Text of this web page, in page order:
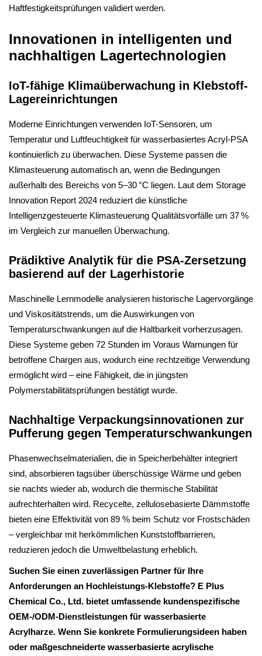
Haftfestigkeitsprüfungen validiert werden.
Innovationen in intelligenten und
nachhaltigen Lagertechnologien
IoT-fähige Klimaüberwachung in Klebstoff-
Lagereinrichtungen
Moderne Einrichtungen verwenden IoT-Sensoren, um
Temperatur und Luftfeuchtigkeit für wasserbasiertes Acryl-PSA
kontinuierlich zu überwachen. Diese Systeme passen die
Klimasteuerung automatisch an, wenn die Bedingungen
außerhalb des Bereichs von 5–30 °C liegen. Laut dem Storage
Innovation Report 2024 reduziert die künstliche
Intelligenzgesteuerte Klimasteuerung Qualitätsvorfälle um 37 %
im Vergleich zur manuellen Überwachung.
Prädiktive Analytik für die PSA-Zersetzung
basierend auf der Lagerhistorie
Maschinelle Lernmodelle analysieren historische Lagervorgänge
und Viskositätstrends, um die Auswirkungen von
Temperaturschwankungen auf die Haltbarkeit vorherzusagen.
Diese Systeme geben 72 Stunden im Voraus Warnungen für
betroffene Chargen aus, wodurch eine rechtzeitige Verwendung
ermöglicht wird – eine Fähigkeit, die in jüngsten
Polymerstabilitätsprüfungen bestätigt wurde.
Nachhaltige Verpackungsinnovationen zur
Pufferung gegen Temperaturschwankungen
Phasenwechselmaterialien, die in Speicherbehälter integriert
sind, absorbieren tagsüber überschüssige Wärme und geben
sie nachts wieder ab, wodurch die thermische Stabilität
aufrechterhalten wird. Recycelte, zellulosebasierte Dämmstoffe
bieten eine Effektivität von 89 % beim Schutz vor Frostschäden
– vergleichbar mit herkömmlichen Kunststoffbarrieren,
reduzieren jedoch die Umweltbelastung erheblich.
Suchen Sie einen zuverlässigen Partner für Ihre
Anforderungen an Hochleistungs-Klebstoffe? E Plus
Chemical Co., Ltd. bietet umfassende kundenspezifische
OEM-/ODM-Dienstleistungen für wasserbasierte
Acrylharze. Wenn Sie konkrete Formulierungsideen haben
oder maßgeschneiderte wasserbasierte acrylische